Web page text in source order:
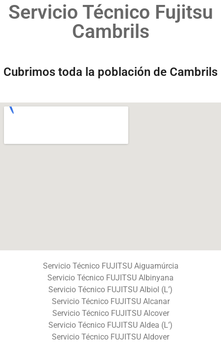
Servicio Técnico Fujitsu
Cambrils
Cubrimos toda la población de Cambrils
Servicio Técnico FUJITSU Aiguamúrcia
Servicio Técnico FUJITSU Albinyana
Servicio Técnico FUJITSU Albiol (L’)
Servicio Técnico FUJITSU Alcanar
Servicio Técnico FUJITSU Alcover
Servicio Técnico FUJITSU Aldea (L’)
Servicio Técnico FUJITSU Aldover